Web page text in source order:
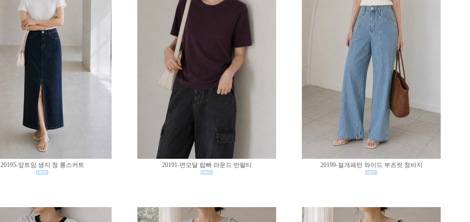
20195-앞트임 생지 청 롱스커트 20191-면모달 랍빠 라운드 반팔티 20199-절개패턴 와이드 부츠컷 청바지